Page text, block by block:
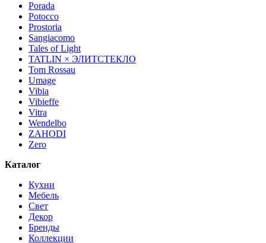
Porada
Potocco
Prostoria
Sangiacomo
Tales of Light
TATLIN × ЭЛИТСТЕКЛО
Tom Rossau
Umage
Vibia
Vibieffe
Vitra
Wendelbo
ZAHODI
Zero
Каталог
Кухни
Мебель
Свет
Декор
Бренды
Коллекции